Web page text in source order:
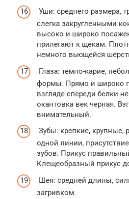
Уши: среднего размера,
слегка закругленными
высоко и широко
прилегают к щекам.
немного вьющейся
Глаза: темно-карие,
формы. Прямо и широко
взгляде спереди белки
окантовка век черная.
внимательный.
Зубы: крепкие,
одной линии,
зубов. Прикус
Клещеобразный прикус
Шея: средней длины,
загривком.